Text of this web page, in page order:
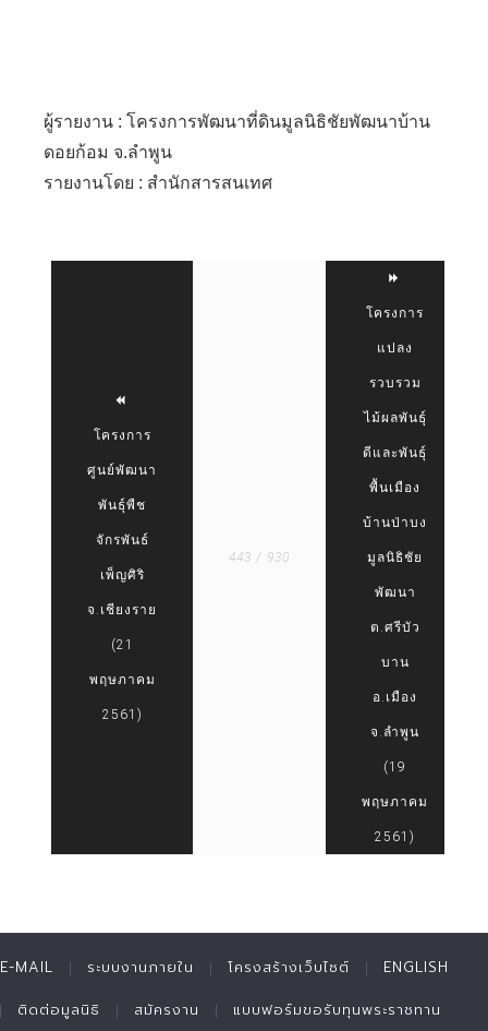
ผู้รายงาน : โครงการพัฒนาที่ดินมูลนิธิชัยพัฒนาบ้าน
ดอยก้อม จ.ลำพูน
รายงานโดย : สำนักสารสนเทศ
โครงการ
ศูนย์พัฒนา
พันธุ์พืช
จักรพันธ์
เพ็ญศิริ
จ.เชียงราย
(21
พฤษภาคม
2561)
443 / 930
โครงการ
แปลง
รวบรวม
ไม้ผลพันธุ์
ดีและพันธุ์
พื้นเมือง
บ้านป่าบง
มูลนิธิชัย
พัฒนา
ต.ศรีบัว
บาน
อ.เมือง
จ.ลำพูน
(19
พฤษภาคม
2561)
E-MAIL ระบบงานภายใน โครงสร้างเว็บไซต์ ENGLISH
ติดต่อมูลนิธิ สมัครงาน แบบฟอร์มขอรับทุนพระราชทาน